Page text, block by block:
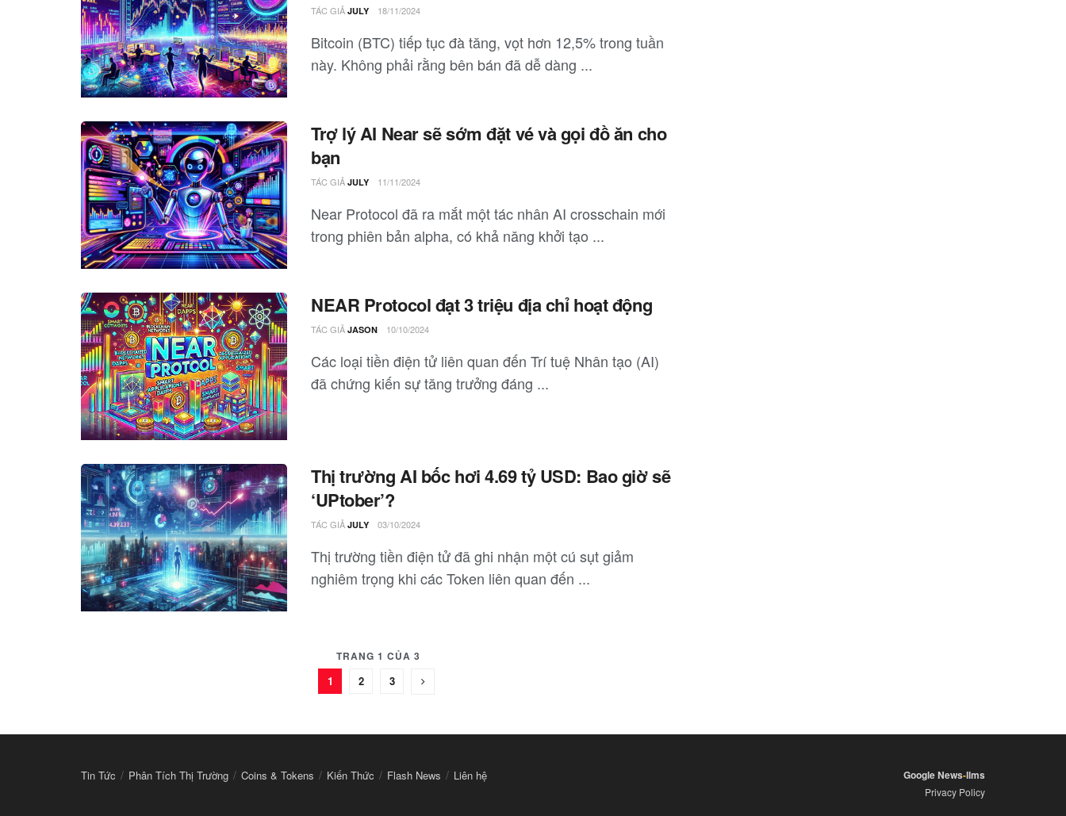
TÁC GIẢ JULY 18/11/2024
Bitcoin (BTC) tiếp tục đà tăng, vọt hơn 12,5% trong tuần
này. Không phải rằng bên bán đã dễ dàng ...
Trợ lý AI Near sẽ sớm đặt vé và gọi đồ ăn cho
bạn
TÁC GIẢ JULY 11/11/2024
Near Protocol đã ra mắt một tác nhân AI crosschain mới
trong phiên bản alpha, có khả năng khởi tạo ...
NEAR Protocol đạt 3 triệu địa chỉ hoạt động
TÁC GIẢ JASON 10/10/2024
Các loại tiền điện tử liên quan đến Trí tuệ Nhân tạo (AI)
đã chứng kiến sự tăng trưởng đáng ...
Thị trường AI bốc hơi 4.69 tỷ USD: Bao giờ sẽ
‘UPtober’?
TÁC GIẢ JULY 03/10/2024
Thị trường tiền điện tử đã ghi nhận một cú sụt giảm
nghiêm trọng khi các Token liên quan đến ...
TRANG 1 CỦA 3
1 2 3
Tin Tức Phân Tích Thị Trường Coins & Tokens Kiến Thức Flash News Liên hệ Google News-llms
Privacy Policy